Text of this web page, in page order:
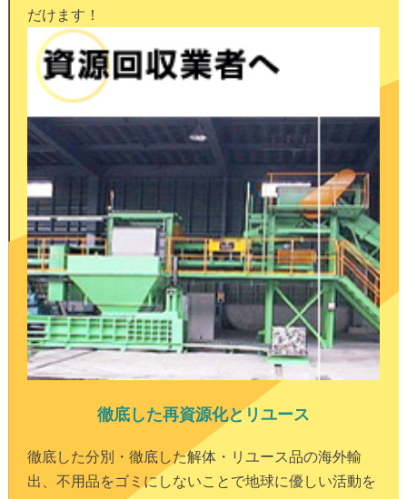
だけます！
徹底した再資源化とリユース
徹底した分別・徹底した解体・リユース品の海外輸
出、不用品をゴミにしないことで地球に優しい活動を